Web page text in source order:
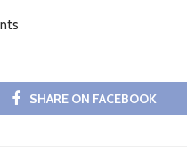
SHARE ON FACEBOOK